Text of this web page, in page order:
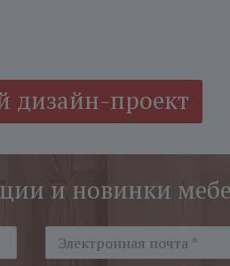
дизайн-проект
и новинки